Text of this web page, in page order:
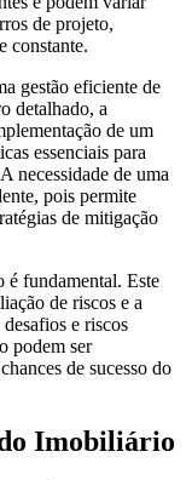
de projeto,
constante.
gestão eficiente de
detalhado, a
de um
essenciais para
necessidade de uma
pois permite
de mitigação
é fundamental. Este
de riscos e a
e riscos
podem ser
de sucesso do
Imobiliário